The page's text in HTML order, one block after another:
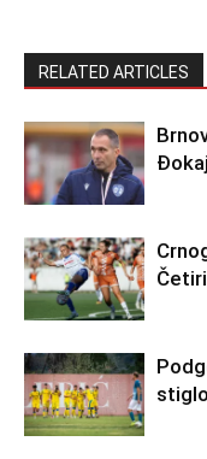
RELATED ARTICLES